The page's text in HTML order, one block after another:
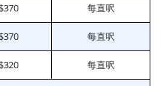
每直呎
每直呎
每直呎